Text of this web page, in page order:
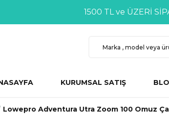
1500 TL ve ÜZERİ
KURUMSAL SATIŞ
Lowepro Adventura Utra Zoom 100 Omuz